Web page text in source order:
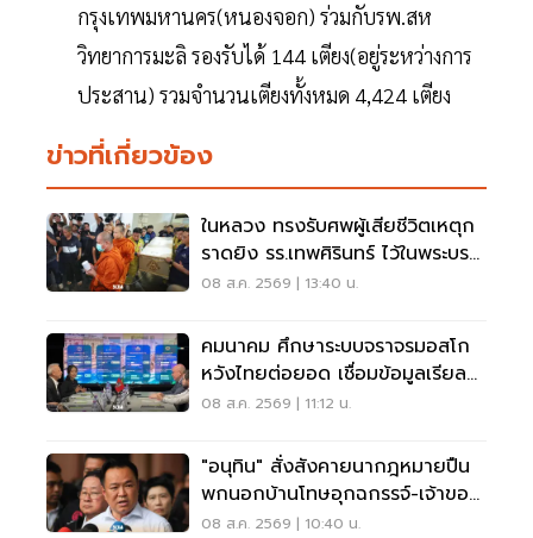
กรุงเทพมหานคร(หนองจอก) ร่วมกับรพ.สห
วิทยาการมะลิ รองรับได้ 144 เตียง(อยู่ระหว่างการ
ประสาน) รวมจำนวนเตียงทั้งหมด 4,424 เตียง
ข่าวที่เกี่ยวข้อง
ในหลวง ทรงรับศพผู้เสียชีวิตเหตุก
ราดยิง รร.เทพศิรินทร์ ไว้ในพระบรม
ราชานุเคราะห์
08 ส.ค. 2569 | 13:40 น.
คมนาคม ศึกษาระบบจราจรมอสโก
หวังไทยต่อยอด เชื่อมข้อมูลเรียล
ไทม์ แก้รถติด
08 ส.ค. 2569 | 11:12 น.
"อนุทิน" สั่งสังคายนากฎหมายปืน
พกนอกบ้านโทษอุกฉกรรจ์-เจ้าของ
โดนหนัก
08 ส.ค. 2569 | 10:40 น.